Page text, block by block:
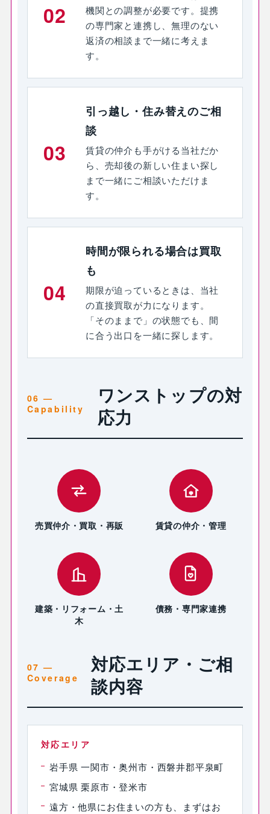
02
機関との調整が必要です。提携
の専門家と連携し、無理のない
返済の相談まで一緒に考えま
す。
03
引っ越し・住み替えのご相
談
賃貸の仲介も手がける当社だか
ら、売却後の新しい住まい探し
まで一緒にご相談いただけま
す。
04
時間が限られる場合は買取
も
期限が迫っているときは、当社
の直接買取が力になります。
「そのままで」の状態でも、間
に合う出口を一緒に探します。
ワンストップの対
応力
売買仲介・買取・再販 賃貸の仲介・管理
建築・リフォーム・土
木
債務・専門家連携
対応エリア・ご相
談内容
対応エリア
岩手県 一関市・奥州市・西磐井郡平泉町
宮城県 栗原市・登米市
遠方・他県にお住まいの方も、まずはお